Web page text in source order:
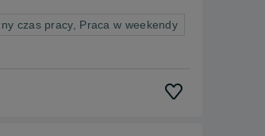
czas pracy, Praca w weekendy